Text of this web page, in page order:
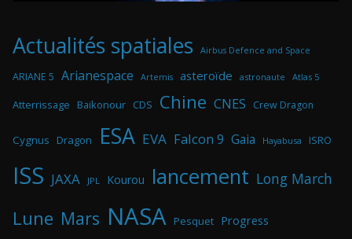
Actualités spatiales Airbus Defence and Space
ARIANE 5 Arianespace Artemis asteroïde astronaute Atlas 5
Atterrissage Baikonour CDS Chine CNES Crew Dragon
Cygnus Dragon ESA EVA Falcon 9 Gaia Hayabusa ISRO
ISS JAXA JPL Kourou lancement Long March
Lune Mars NASA Pesquet Progress